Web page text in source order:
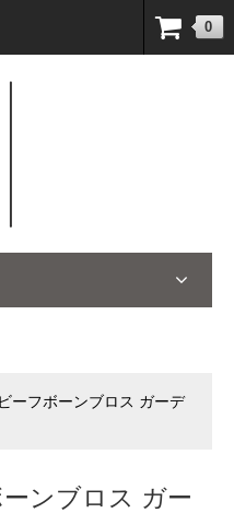
臨床経験＆知識の豊富なナチュ
ュラルグッズをお届けします！
0
ーフボーンブロス ガーデ
ンブロス ガー